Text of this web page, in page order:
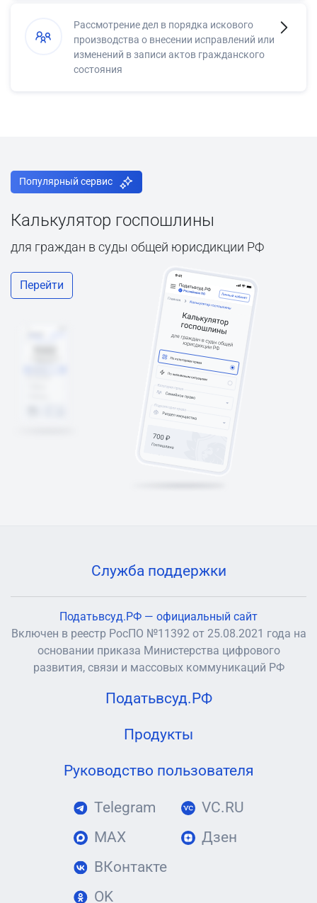
Рассмотрение дел в порядка искового
производства о внесении исправлений или
изменений в записи актов гражданского
состояния
Популярный сервис
Калькулятор госпошлины
для граждан в суды общей юрисдикции РФ
Перейти
Служба поддержки
Податьвсуд.РФ — официальный сайт
Включен в реестр РосПО №11392 от 25.08.2021 года на
основании приказа Министерства цифрового
развития, связи и массовых коммуникаций РФ
Податьвсуд.РФ
Продукты
Руководство пользователя
Telegram
MAX
ВКонтакте
OK
VC.RU
Дзен